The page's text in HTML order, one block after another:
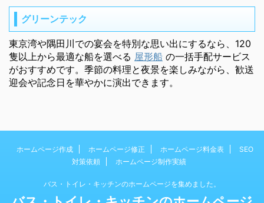
グリーンテック
東京湾や隅田川での宴会を特別な思い出にするなら、120
隻以上から最適な船を選べる 屋形船 の一括手配サービス
がおすすめです。季節の料理と夜景を楽しみながら、歓送
迎会や記念日を華やかに演出できます。
ホームページ作成 ホームページ修正 ホームページ料金表
SEO
対策依頼
ホームページ制作実績
バス・トイレ・キッチンのホームページを集めました。